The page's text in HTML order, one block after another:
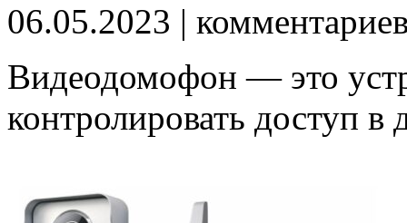
06.05.2023 |
Видеодомофон — это
контролировать доступ в